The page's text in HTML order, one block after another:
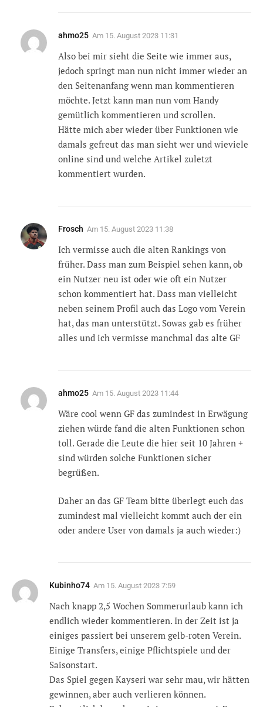
ahmo25 Am 15. August 2023 11:31
Also bei mir sieht die Seite wie immer aus,
jedoch springt man nun nicht immer wieder an
den Seitenanfang wenn man kommentieren
möchte. Jetzt kann man nun vom Handy
gemütlich kommentieren und scrollen.
Hätte mich aber wieder über Funktionen wie
damals gefreut das man sieht wer und wieviele
online sind und welche Artikel zuletzt
kommentiert wurden.
Frosch Am 15. August 2023 11:38
Ich vermisse auch die alten Rankings von
früher. Dass man zum Beispiel sehen kann, ob
ein Nutzer neu ist oder wie oft ein Nutzer
schon kommentiert hat. Dass man vielleicht
neben seinem Profil auch das Logo vom Verein
hat, das man unterstützt. Sowas gab es früher
alles und ich vermisse manchmal das alte GF
ahmo25 Am 15. August 2023 11:44
Wäre cool wenn GF das zumindest in Erwägung
ziehen würde fand die alten Funktionen schon
toll. Gerade die Leute die hier seit 10 Jahren +
sind würden solche Funktionen sicher
begrüßen.
Daher an das GF Team bitte überlegt euch das
zumindest mal vielleicht kommt auch der ein
oder andere User von damals ja auch wieder:)
Kubinho74 Am 15. August 2023 7:59
Nach knapp 2,5 Wochen Sommerurlaub kann ich
endlich wieder kommentieren. In der Zeit ist ja
einiges passiert bei unserem gelb-roten Verein.
Einige Transfers, einige Pflichtspiele und der
Saisonstart.
Das Spiel gegen Kayseri war sehr mau, wir hätten
gewinnen, aber auch verlieren können.